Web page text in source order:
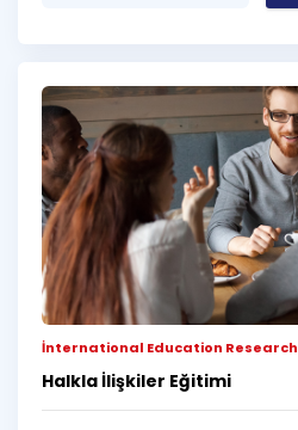
İnternational Education Research
Halkla İlişkiler Eğitimi